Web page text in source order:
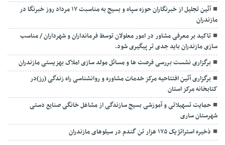
آئین تجلیل از خبرنگاران حوزه سپاه و بسیج به مناسبت ۱۷ مرداد روز خبرنگا در
مازندران
تاکید بر معرفی مشاور در امور معلولان توسط فرمانداران و شهرداران / مناسب
سازی مازندران باید جدی تر پیگیری شود.
برگزاری نشست بررسی فرصت ها و مسائل مولد سازی املاک بهزیستی مازندران
برگزاری آئین افتتاحیه مرکز خدمات مشاوره و روانشناسی راه زندگی (رز)در
کتابخانه مرکز استان
حمایت تسهیلاتی و آموزشی بسیج سازندگی از مشاغل خانگی صنایع دستی
شهرستان ساری
ذخیره استراتژیک ۱۷۵ هزار تن گندم در سیلوهای مازندران